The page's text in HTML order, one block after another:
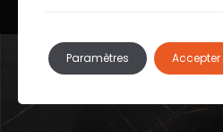
Accepter
Paramètres